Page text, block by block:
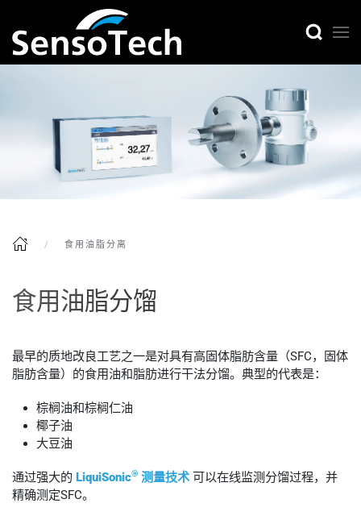
食用油脂分离
食用油脂分馏
最早的质地改良工艺之一是对具有高固体脂肪含量（SFC，固体
脂肪含量）的食用油和脂肪进行干法分馏。典型的代表是：
棕榈油和棕榈仁油
椰子油
大豆油
通过强大的 LiquiSonic® 测量技术 可以在线监测分馏过程，并
精确测定SFC。